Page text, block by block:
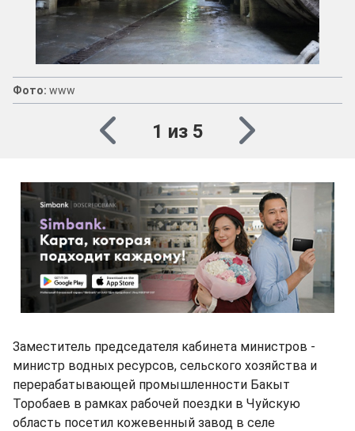
Фото: www
1 из 5
Заместитель председателя кабинета министров -
министр водных ресурсов, сельского хозяйства и
перерабатывающей промышленности Бакыт
Торобаев в рамках рабочей поездки в Чуйскую
область посетил кожевенный завод в селе